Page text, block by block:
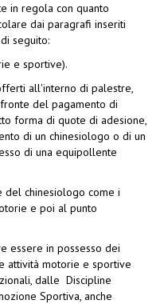
in regola con quanto
dai paragrafi inseriti
seguito:
e sportive).
all'interno di palestre,
del pagamento di
forma di quote di adesione,
di un chinesiologo o di un
di una equipollente
chinesiologo come i
e poi al punto
essere in possesso dei
attività motorie e sportive
dalle Discipline
Sportiva, anche